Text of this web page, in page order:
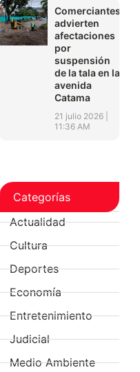
Comerciantes
advierten
afectaciones
por
suspensión
de la tala en la
avenida
Catama
21 julio 2026
11:36 AM
Categorías
Actualidad
Cultura
Deportes
Economía
Entretenimiento
Judicial
Medio Ambiente